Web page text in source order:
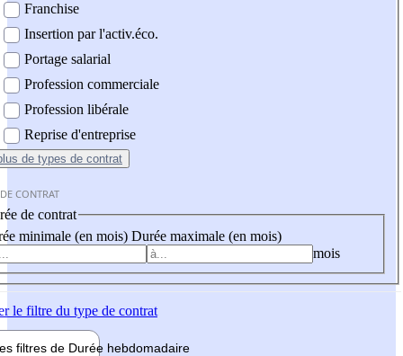
Franchise
Insertion par l'activ.éco.
Portage salarial
Profession commerciale
Profession libérale
Reprise d'entreprise
de types de contrat
CONTRAT
de contrat
minimale (en mois) Durée maximale (en mois)
mois
le filtre du type de contrat
filtres de Durée hebdomadaire